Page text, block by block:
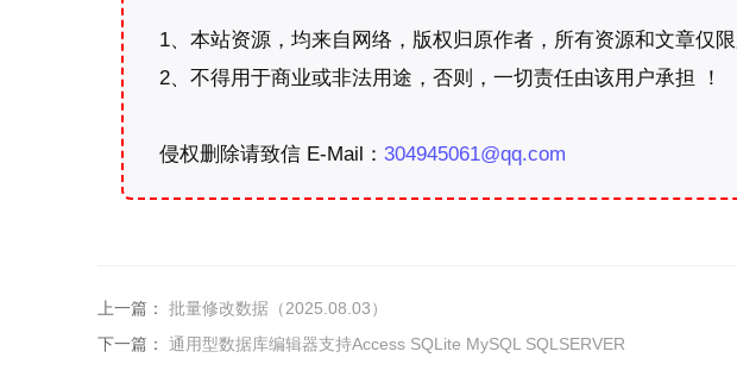
1、本站资源，均来自网络，版权归原作者，所有资源和文章仅限
2、不得用于商业或非法用途，否则，一切责任由该用户承担 ！
侵权删除请致信 E-Mail： 304945061@qq.com
上一篇：
批量修改数据（2025.08.03）
下一篇：
通用型数据库编辑器支持Access SQLite MySQL SQLSERVER